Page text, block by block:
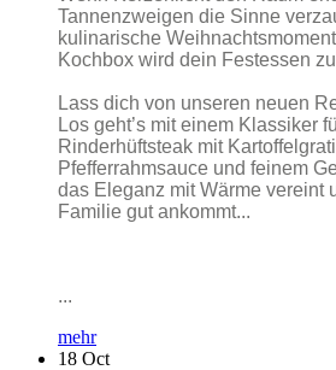
Tannenzweigen die Sinne
kulinarische
Kochbox wird dein Festessen
Lass dich von unseren neuen
Los geht’s mit einem Klassiker
Rinderhüftsteak mit
Pfefferrahmsauce und feinem
das Eleganz mit Wärme vereint
Familie gut ankommt...
...
mehr
18 Oct